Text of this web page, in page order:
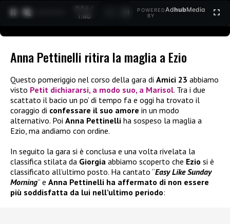
0:15 /
1:40
POWERED
BY
AdhubMedia
Anna Pettinelli ritira la maglia a Ezio
Questo pomeriggio nel corso della gara di Amici 23 abbiamo
visto Petit dichiararsi, a modo suo, a Marisol. Tra i due
scattato il bacio un po’ di tempo fa e oggi ha trovato il
coraggio di confessare il suo amore in un modo
alternativo. Poi Anna Pettinelli ha sospeso la maglia a
Ezio, ma andiamo con ordine.
In seguito la gara si è conclusa e una volta rivelata la
classifica stilata da Giorgia abbiamo scoperto che Ezio si è
classificato all’ultimo posto. Ha cantato “Easy Like Sunday
Morning” e Anna Pettinelli ha affermato di non essere
più soddisfatta da lui nell’ultimo periodo: